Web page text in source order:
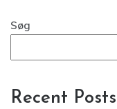
Søg
Recent Posts